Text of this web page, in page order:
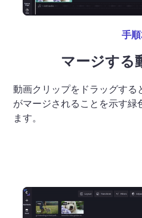
手
マージする
動画クリップをドラッグす
がマージされることを示す
ます。